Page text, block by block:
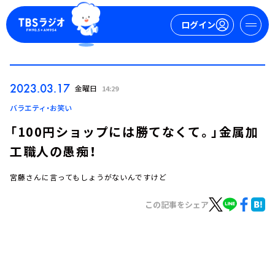
ログイン
ログイン
2023.03.17 金曜日 14:29
バラエティ・お笑い
「100円ショップには勝てなくて。」金属加
工職人の愚痴！
宮藤さんに言ってもしょうがないんですけど
この記事をシェア